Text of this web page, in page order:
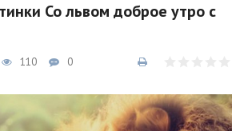
Со львом доброе утро с
110 0